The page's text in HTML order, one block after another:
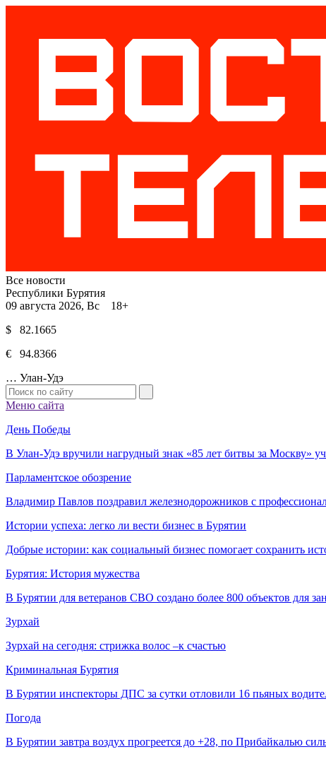
Все новости
Республики Бурятия
09 августа 2026, Вс 18+
$ 82.1665
€ 94.8366
… Улан-Удэ
Меню сайта
День Победы
В Улан-Удэ вручили нагрудный знак «85 лет битвы за Москву»
Парламентское обозрение
Владимир Павлов поздравил железнодорожников с
Истории успеха: легко ли вести бизнес в Бурятии
Добрые истории: как социальный бизнес помогает сохранить
Бурятия: История мужества
В Бурятии для ветеранов СВО создано более 800 объектов для
Зурхай
Зурхай на сегодня: стрижка волос –к счастью
Криминальная Бурятия
В Бурятии инспекторы ДПС за сутки отловили 16 пьяных
Погода
В Бурятии завтра воздух прогреется до +28, по Прибайкалью